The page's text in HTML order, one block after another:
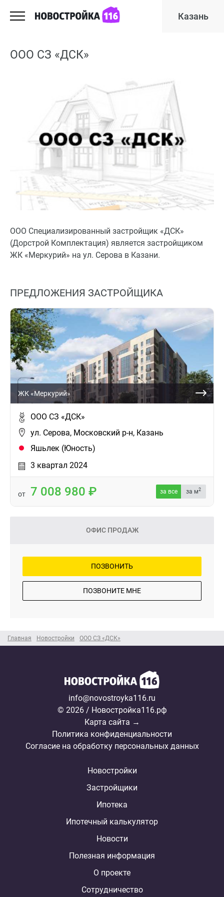
Казань
Главная Новостройки ООО СЗ «ДСК»
ООО СЗ «ДСК»
ООО Специализированный застройщик «ДСК»
(Дорстрой Комплектация) является застройщиком
ЖК «Меркурий» на ул. Серова в Казани.
ПРЕДЛОЖЕНИЯ ЗАСТРОЙЩИКА
ЖК «Меркурий»
ООО СЗ «ДСК»
ул. Серова, Московский р-н, Казань
Яшьлек (Юность)
3 квартал 2024
от 7 008 980 за все за м2
ОФИС ПРОДАЖ
ПОЗВОНИТЬ
ПОЗВОНИТЕ МНЕ
info@novostroyka116.ru
© 2026 / Новостройка116.рф
Карта сайта →
Политика конфиденциальности
Согласие на обработку персональных данных
Новостройки
Застройщики
Ипотека
Ипотечный калькулятор
Новости
Полезная информация
О проекте
Сотрудничество